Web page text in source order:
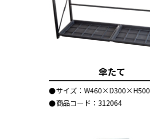
傘たて
サイズ：W460×D300×H500
商品コード：312064